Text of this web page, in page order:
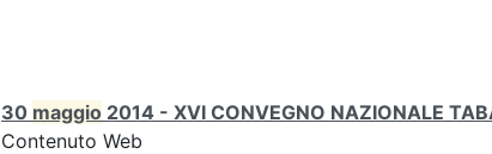
30 maggio 2014 - XVI CONVEGNO NAZIONALE
Contenuto Web